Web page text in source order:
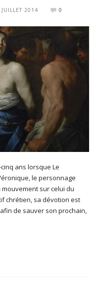
2014 0
ans lorsque Le
le personnage
sur celui du
chrétien, sa dévotion est
de sauver son prochain,